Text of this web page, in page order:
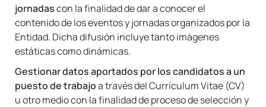
jornadascon la finalidad de dar a conocer el
contenido de los eventos y jornadas organizados por la
Entidad. Dicha difusión incluye tanto imágenes
estáticas como dinámicas.
Gestionar datos aportados por los candidatos a un
puesto de trabajoa través del Currículum Vitae (CV)
u otro medio con la finalidad de proceso de selección y